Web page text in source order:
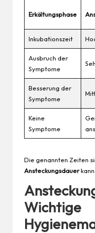
Erkältungsphase
Inkubationszeit
Ausbruch der
Symptome
Besserung der
Symptome
Keine
Symptome
Die genannten Zeiten
Ansteckungsdauerkann
Wichtige